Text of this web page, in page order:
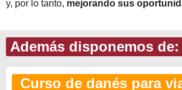
y, por lo tanto, mejorando sus
Además disponemos de:
Curso de danés para